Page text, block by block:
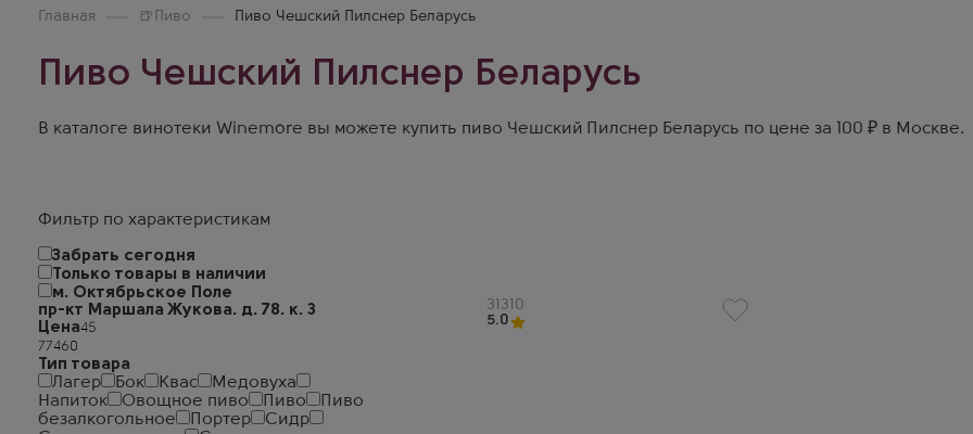
Главная 🍺 Пиво Пиво Чешский Пилснер Беларусь
Пиво Чешский Пилснер Беларусь
В каталоге винотеки Winemore вы можете купить пиво Чешский Пилснер Беларусь по цене за 100 ₽ в Москве.
Фильтр по характеристикам
Забрать сегодня
Только товары в наличии
м. Октябрьское Поле
пр-кт Маршала Жукова. д. 78. к. 3
Цена
Тип товара
Лагер
Бок Квас
Медовуха
Напиток
Овощное пиво Пиво
Пиво
безалкогольное
Портер
Сидр
Артикул
31310
5.0